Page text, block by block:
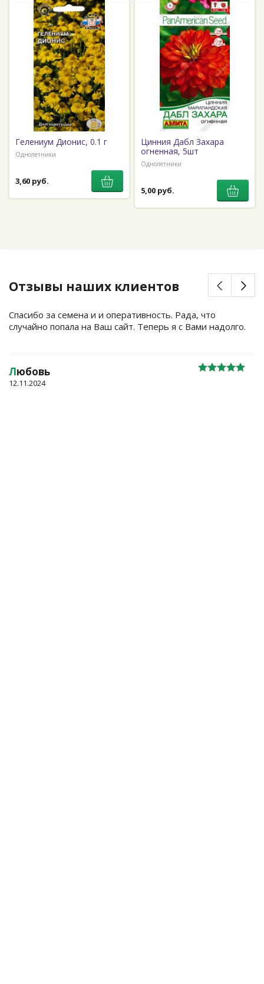
Гелениум Дионис, 0.1 г
Однолетники
3,60 руб.
Цинния Дабл Захара
огненная, 5шт
Однолетники
5,00 руб.
Отзывы наших клиентов
Спасибо за семена и и оперативность. Рада, что
случайно попала на Ваш сайт. Теперь я с Вами надолго.
Любовь
12.11.2024